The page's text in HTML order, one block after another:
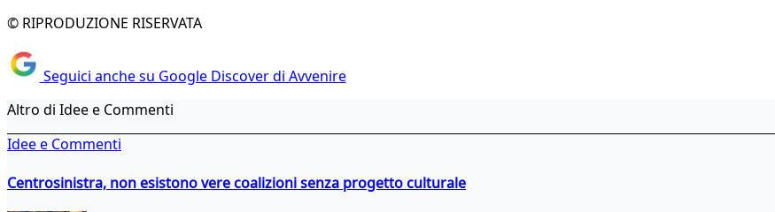
© RIPRODUZIONE RISERVATA
Seguici anche su Google Discover di Avvenire
Altro di Idee e Commenti
Idee e Commenti
Centrosinistra, non esistono vere coalizioni senza progetto culturale